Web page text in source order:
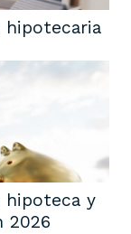
hipotecaria
hipoteca y
2026